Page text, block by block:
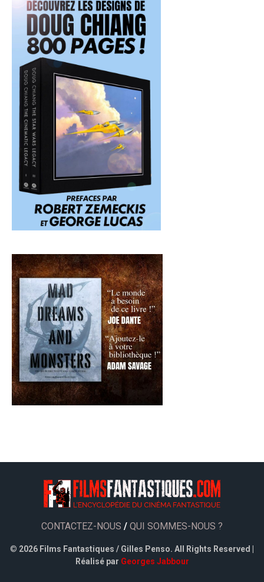
CONTACTEZ-NOUS / QUI SOMMES-NOUS ?
© 2026 Films Fantastiques / Gilles Penso. All Rights Reserved |
Réalisé par Georges Jabbour